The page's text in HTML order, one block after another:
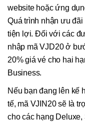
website hoặc ứng
Quá trình nhận ưu
tiện lợi. Đối với các
nhập mã VJD20 ở
20% giá vé cho hai
Business.
Nếu bạn đang lên kế
tế, mã VJIN20 sẽ là
cho các hạng